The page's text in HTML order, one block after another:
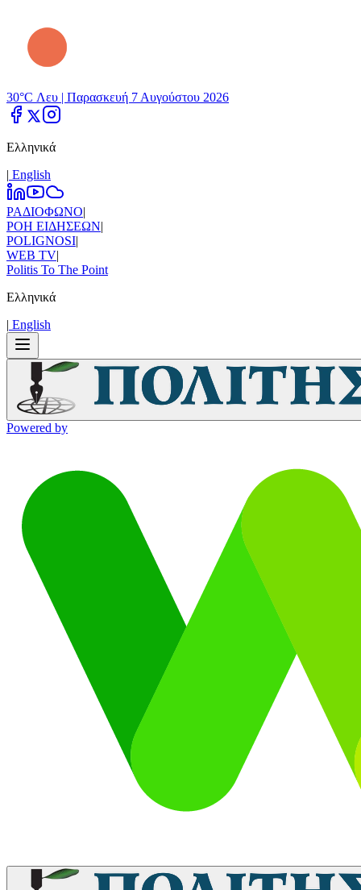
30°C Λευ | Παρασκευή 7 Αυγούστου 2026
Ελληνικά
| Εnglish
ΡΑΔΙΟΦΩΝΟ|
ΡΟΗ ΕΙΔΗΣΕΩΝ|
POLIGNOSI|
WEB TV|
Politis To The Point
Ελληνικά
| Εnglish
Powered by